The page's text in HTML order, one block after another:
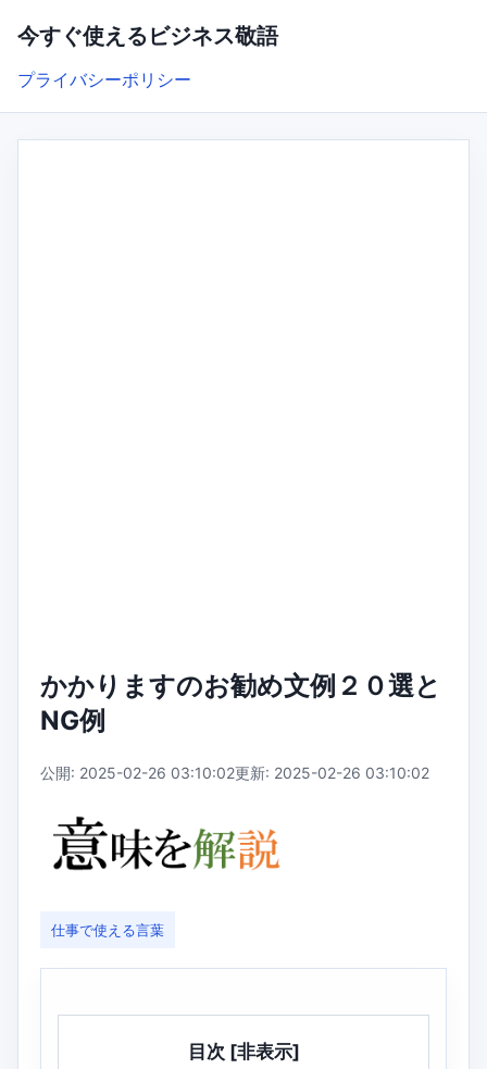
今すぐ使えるビジネス敬語
プライバシーポリシー
かかりますのお勧め文例２０選と
NG例
公開: 2025-02-26 03:10:02更新: 2025-02-26 03:10:02
仕事で使える言葉
目次 [非表示]